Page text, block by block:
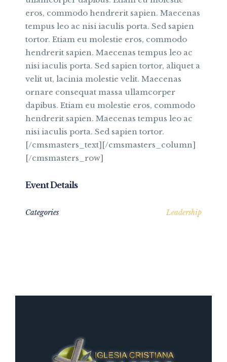
eros, commodo hendrerit sapien. Maecenas
tempus leo ac nisi iaculis porta. Sed sapien
tortor. Etiam eu molestie eros, commodo
hendrerit sapien. Maecenas tempus leo ac
nisi iaculis porta. Sed sapien tortor, aliquet a
velit ut, lacinia molestie velit. Maecenas
ornare consequat massa ullamcorper
dapibus. Etiam eu molestie eros, commodo
hendrerit sapien. Maecenas tempus leo ac
nisi iaculis porta. Sed sapien tortor.
[/cmsmasters_text][/cmsmasters_column]
[/cmsmasters_row]
Event Details
Categories Leadership